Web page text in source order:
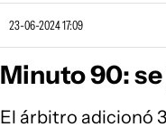
23-06-2024 17:09
Minuto 90:
El árbitro adicionó